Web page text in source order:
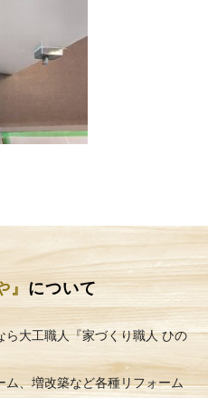
』 について
ら大工職人『家づくり職人 ひの
ム、増改築など各種リフォーム